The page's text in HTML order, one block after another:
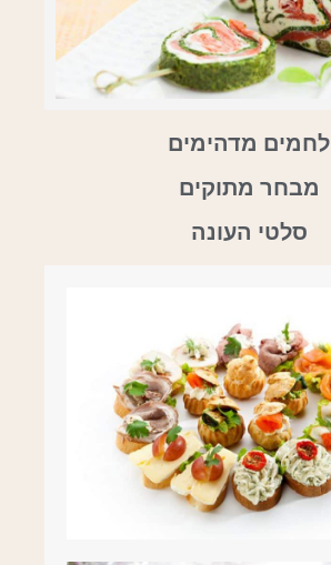
לחמים מדהימים
מבחר מתוקים
סלטי העונה